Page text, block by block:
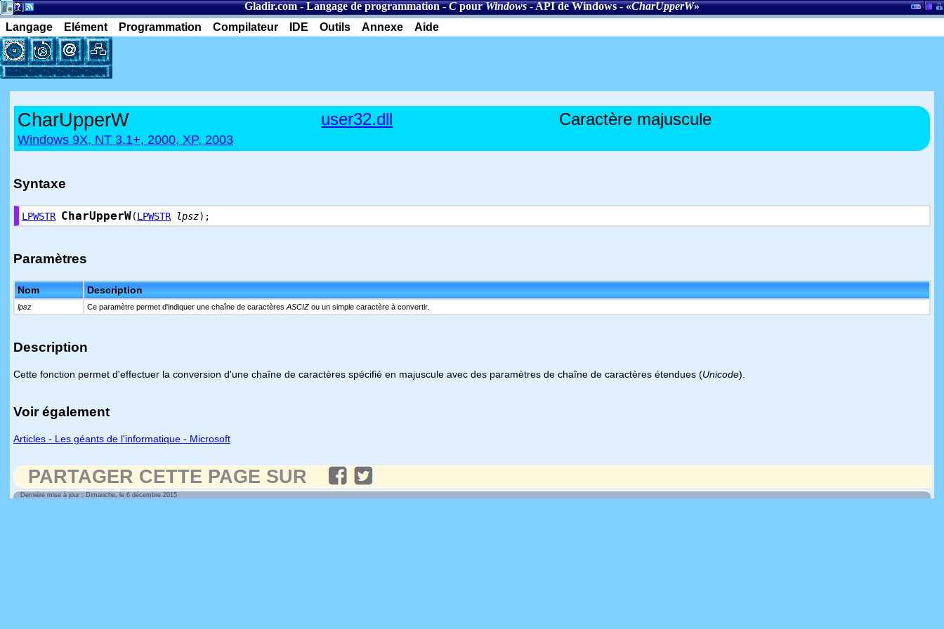
Gladir.com-Langage de programmation-CpourWindows-API de Windows- «CharUpperW»
Langage
Elément Programmation Compilateur IDE Outils Annexe Aide
CharUpperW user32.dll Caractère majuscule
Windows 9X, NT 3.1+, 2000, XP, 2003
Syntaxe
LPWSTR CharUpperW(LPWSTR lpsz);
Paramètres
Nom Description
lpsz Ce paramètre permet d'indiquer une chaîne de caractères ASCIZ ou un simple caractère à convertir.
Description
Cette fonction permet d'effectuer la conversion d'une chaîne de caractères spécifié en majuscule avec des paramètres de chaîne de caractères étendues (Unicode).
Voir également
Articles - Les géants de l'informatique - Microsoft
PARTAGER CETTE PAGE SUR
Dernière mise à jour : Dimanche, le 6 décembre 2015